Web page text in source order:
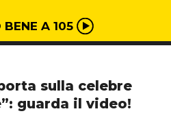
BENE A 105
sulla celebre
guarda il video!